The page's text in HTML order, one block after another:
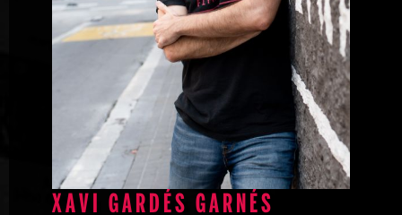
Diapositiva 1 de 1
XAVI GARDÉS GARNÉS